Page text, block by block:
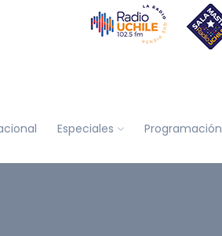
Especiales Programación